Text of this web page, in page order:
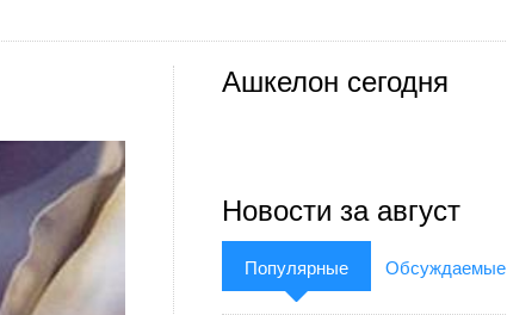
Ашкелон сегодня
Новости за август
Популярные Обсуждаемые